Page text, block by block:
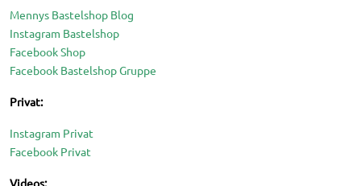
Mennys Bastelshop Blog
Instagram Bastelshop
Facebook Shop
Facebook Bastelshop Gruppe
Privat:
Instagram Privat
Facebook Privat
Videos: